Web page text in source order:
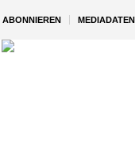
ABONNIEREN MEDIADATEN